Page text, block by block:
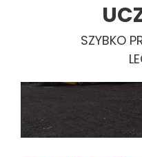
SZYBKO